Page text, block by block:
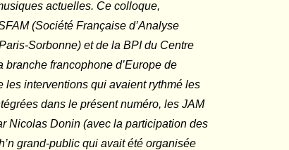
actuelles. Ce colloque,
(Société Française d’Analyse
Sorbonne) et de la BPI du Centre
francophone d’Europe de
les interventions qui avaient rythmé les
dans le présent numéro, les JAM
Nicolas Donin (avec la participation des
grand-public qui avait été organisée